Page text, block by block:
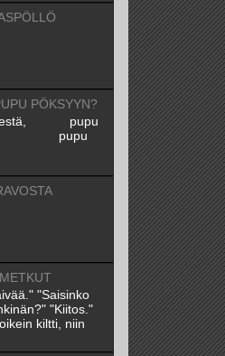
PÖKSYYN?
pupu
pupu
"Saisinko
"Kiitos."
kiltti, niin